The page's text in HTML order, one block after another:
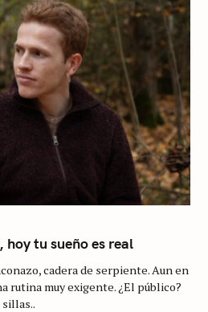
hoy tu sueño es real
cadera de serpiente. Aun en
rutina muy exigente. ¿El público?